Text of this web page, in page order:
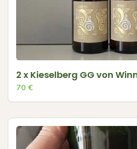
2 x Kieselberg GG von
70 €